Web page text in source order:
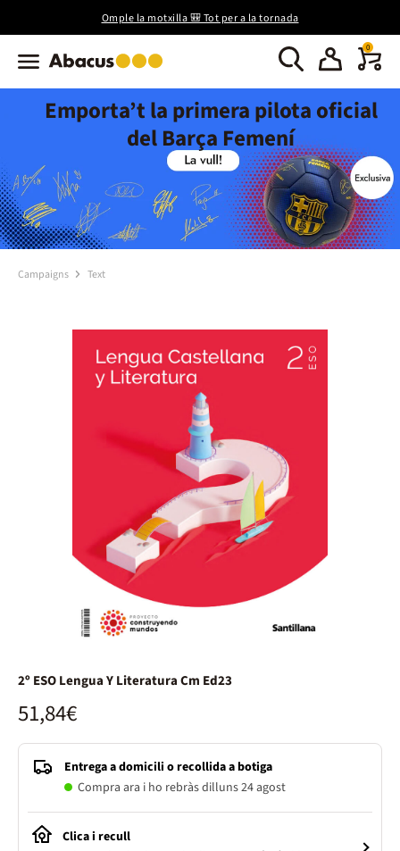
Omple la motxilla 🎒 Tot per a la tornada
0
Emporta’t la primera pilota oficial
del Barça Femení
Campaigns Text
2º ESO Lengua Y Literatura Cm Ed23
51,84€
Entrega a domicili o recollida a botiga
Compra ara i ho rebràs dilluns 24 agost
Clica i recull